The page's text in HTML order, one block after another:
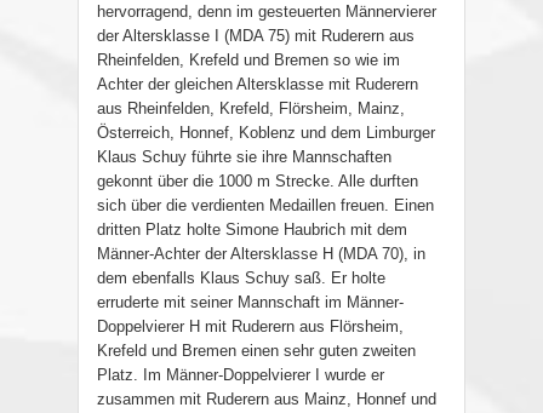
hervorragend, denn im gesteuerten Männervierer
der Altersklasse I (MDA 75) mit Ruderern aus
Rheinfelden, Krefeld und Bremen so wie im
Achter der gleichen Altersklasse mit Ruderern
aus Rheinfelden, Krefeld, Flörsheim, Mainz,
Österreich, Honnef, Koblenz und dem Limburger
Klaus Schuy führte sie ihre Mannschaften
gekonnt über die 1000 m Strecke. Alle durften
sich über die verdienten Medaillen freuen. Einen
dritten Platz holte Simone Haubrich mit dem
Männer-Achter der Altersklasse H (MDA 70), in
dem ebenfalls Klaus Schuy saß. Er holte
erruderte mit seiner Mannschaft im Männer-
Doppelvierer H mit Ruderern aus Flörsheim,
Krefeld und Bremen einen sehr guten zweiten
Platz. Im Männer-Doppelvierer I wurde er
zusammen mit Ruderern aus Mainz, Honnef und